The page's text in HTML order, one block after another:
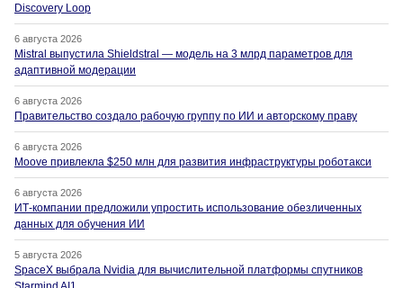
Discovery Loop
6 августа 2026
Mistral выпустила Shieldstral — модель на 3 млрд параметров для
адаптивной модерации
6 августа 2026
Правительство создало рабочую группу по ИИ и авторскому праву
6 августа 2026
Moove привлекла $250 млн для развития инфраструктуры роботакси
6 августа 2026
ИТ-компании предложили упростить использование обезличенных
данных для обучения ИИ
5 августа 2026
SpaceX выбрала Nvidia для вычислительной платформы спутников